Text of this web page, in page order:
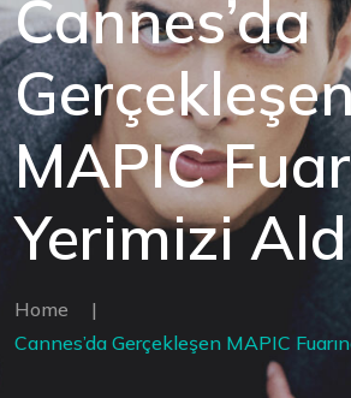
Cannes’da
MAPIC
Yerimizi
Home
|
Cannes’da Gerçekleşen MAPIC